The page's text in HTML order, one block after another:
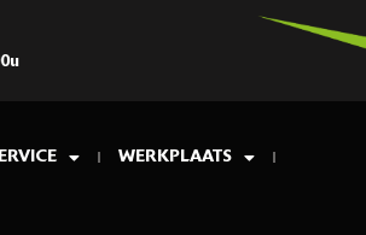
WERKPLAATS